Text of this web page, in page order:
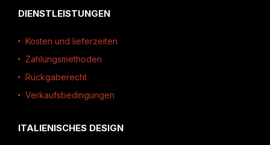
DIENSTLEISTUNGEN
Kosten und lieferzeiten
Zahlungsmethoden
Rückgaberecht
Verkaufsbedingungen
ITALIENISCHES DESIGN